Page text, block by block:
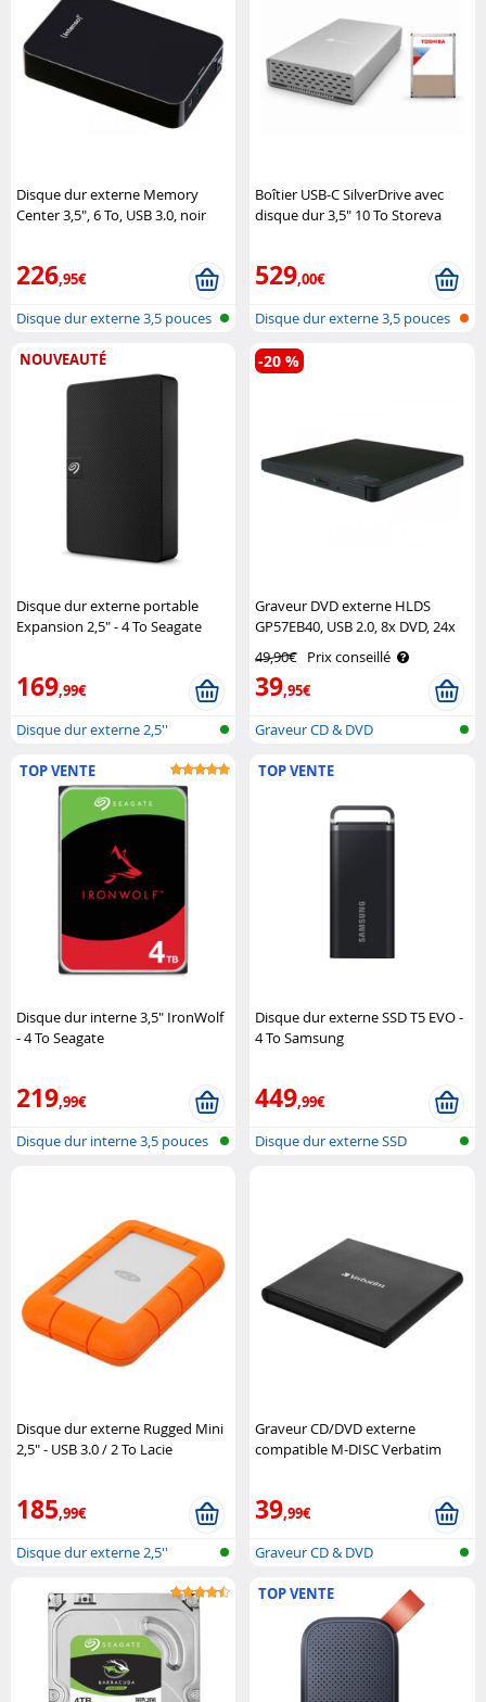
Disque dur externe Memory
Center 3,5", 6 To, USB 3.0, noir
226,95€
Disque dur externe 3,5 pouces
Boîtier USB-C SilverDrive avec
disque dur 3,5" 10 To Storeva
529,00€
Disque dur externe 3,5 pouces
NOUVEAUTÉ
Disque dur externe portable
Expansion 2,5" - 4 To Seagate
169,99€
Disque dur externe 2,5''
Graveur DVD externe HLDS
GP57EB40, USB 2.0, 8x DVD, 24x
49,90€ Prix conseillé
39,95€
-20 %
Graveur CD & DVD
TOP VENTE
Disque dur interne 3,5" IronWolf
- 4 To Seagate
219,99€
Disque dur interne 3,5 pouces
TOP VENTE
Disque dur externe SSD T5 EVO -
4 To Samsung
449,99€
Disque dur externe SSD
Disque dur externe Rugged Mini
2,5" - USB 3.0 / 2 To Lacie
185,99€
Disque dur externe 2,5''
Graveur CD/DVD externe
compatible M-DISC Verbatim
39,99€
Graveur CD & DVD
TOP VENTE